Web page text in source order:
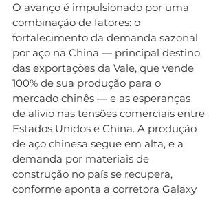
O avanço é impulsionado por uma
combinação de fatores: o
fortalecimento da demanda sazonal
por aço na China — principal destino
das exportações da Vale, que vende
100% de sua produção para o
mercado chinês — e as esperanças
de alívio nas tensões comerciais entre
Estados Unidos e China. A produção
de aço chinesa segue em alta, e a
demanda por materiais de
construção no país se recupera,
conforme aponta a corretora Galaxy